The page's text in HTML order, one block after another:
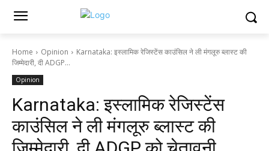
Home Opinion
Karnataka: इस्लामिक रेजिस्टेंस काउंसिल ने ली मंगलूरु ब्लास्ट की
जिम्मेदारी, दी ADGP...
Opinion
Karnataka: इस्लामिक रेजिस्टेंस
काउंसिल ने ली मंगलूरु ब्लास्ट की